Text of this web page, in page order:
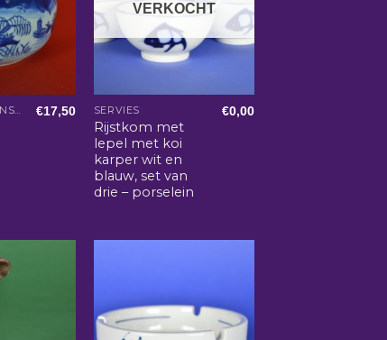
AZIATISCHE KUNST EN WOONACCESSOIRES €17,50
VERKOCHT
SERVIES
Rijstkom met
lepel met koi
karper wit en
blauw, set van
drie – porselein
€0,00